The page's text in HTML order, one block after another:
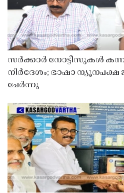
സർക്കാർ നോട്ടീസുകൾ
നിർദേശം; ഭാഷാ ന്യൂനപക്ഷ
ചേർന്നു